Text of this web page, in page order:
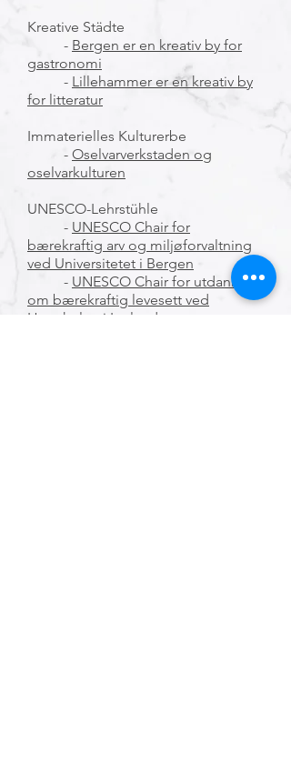
Kreative Städte
- Bergen er en kreativ by for
gastronomi
- Lillehammer er en kreativ by
for litteratur
Immaterielles Kulturerbe
- Oselvarverkstaden og
oselvarkulturen
UNESCO-Lehrstühle
- UNESCO Chair for
bærekraftig arv og miljøforvaltning
ved Universitetet i Bergen
- UNESCO Chair for utdanning
om bærekraftig levesett ved
Høgskolen i Innlandet